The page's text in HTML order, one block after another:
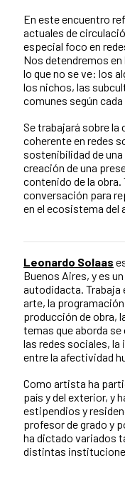
En este encuentro
actuales de
especial foco en
Nos detendremos en
lo que no se ve: los
los nichos, las
comunes según
Se trabajará sobre
coherente en redes
sostenibilidad de
creación de una
contenido de la obra.
conversación para
en el ecosistema del
Leonardo Solaas
Buenos Aires, y es
autodidacta. Trabaja
arte, la
producción de obra,
temas que aborda
las redes sociales,
entre la afectividad
Como artista ha
país y del exterior, y
estipendios y
profesor de grado y
ha dictado variados
distintas